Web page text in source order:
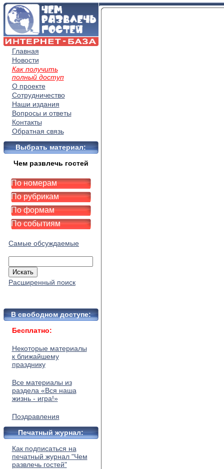
Главная
Новости
Как получить
полный доступ
О проекте
Сотрудничество
Наши издания
Вопросы и ответы
Контакты
Обратная связь
Выбрать материал:
Чем развлечь гостей
По номерам
По рубрикам
По формам
По событиям
Самые обсуждаемые
Расширенный поиск
В свободном доступе:
Бесплатно:
Некоторые материалы
к ближайшему
празднику
Все материалы из
раздела «Вся наша
жизнь - игра!»
Поздравления
Печатный журнал:
Как подписаться на
печатный журнал "Чем
развлечь гостей"